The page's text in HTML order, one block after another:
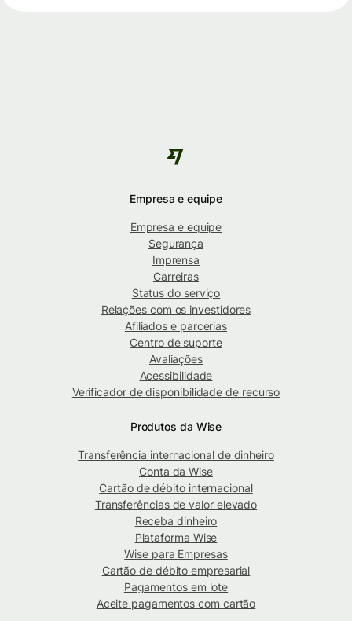
Empresa e equipe
Empresa e equipe
Segurança
Imprensa
Carreiras
Status do serviço
Relações com os investidores
Afiliados e parcerias
Centro de suporte
Avaliações
Acessibilidade
Verificador de disponibilidade de recurso
Produtos da Wise
Transferência internacional de dinheiro
Conta da Wise
Cartão de débito internacional
Transferências de valor elevado
Receba dinheiro
Plataforma Wise
Wise para Empresas
Cartão de débito empresarial
Pagamentos em lote
Aceite pagamentos com cartão